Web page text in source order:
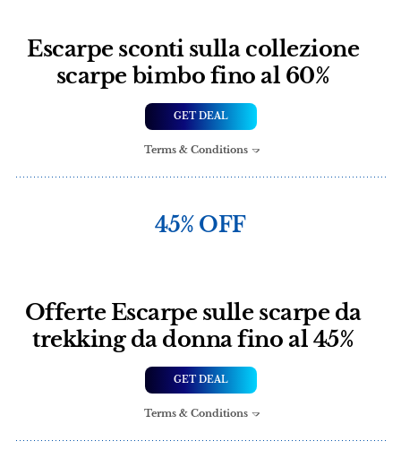
Escarpe sconti sulla collezione
scarpe bimbo fino al 60%
GET DEAL
Terms & Conditions
45% OFF
Offerte Escarpe sulle scarpe da
trekking da donna fino al 45%
GET DEAL
Terms & Conditions